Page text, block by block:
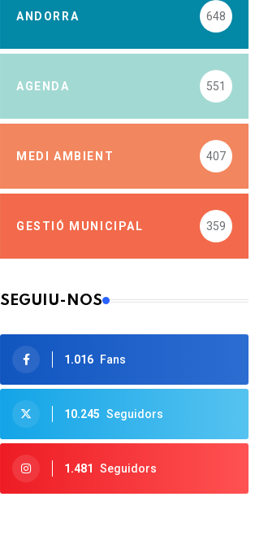
ANDORRA 648
AGENDA 551
MEDI AMBIENT 407
GESTIÓ MUNICIPAL 359
SEGUIU-NOS
1.016 Fans
10.245 Seguidors
1.481 Seguidors